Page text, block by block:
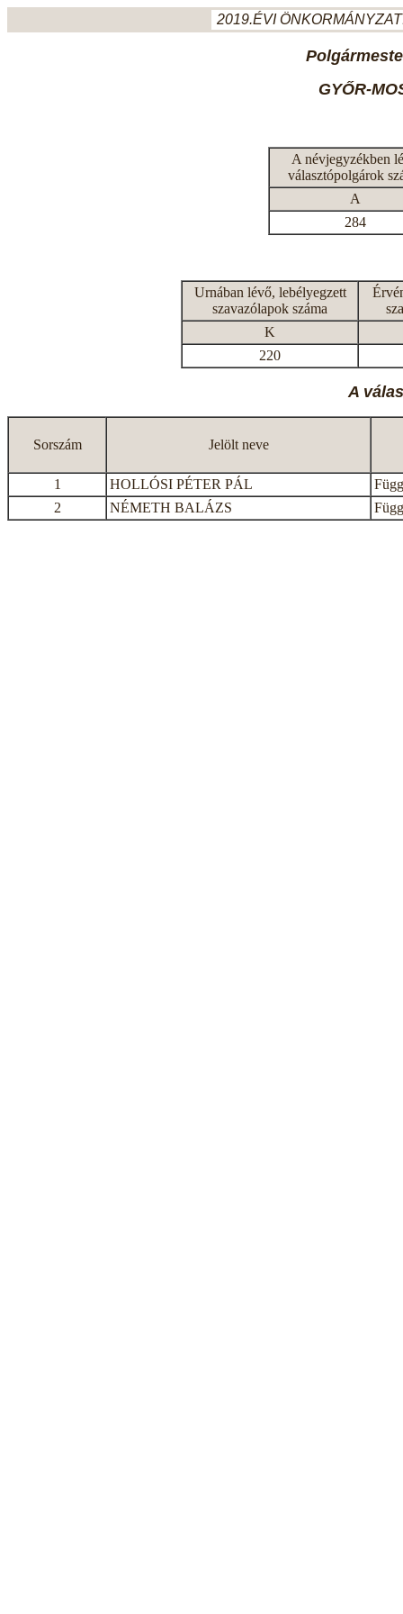
2019.ÉVI
GYŐR-
A névjegyzékben
választópolgárok
A
284
Urnában lévő, lebélyegzett
szavazólapok száma
K
220
A
Sorszám Jelölt neve
1 HOLLÓSI PÉTER PÁL
2
NÉMETH BALÁZS